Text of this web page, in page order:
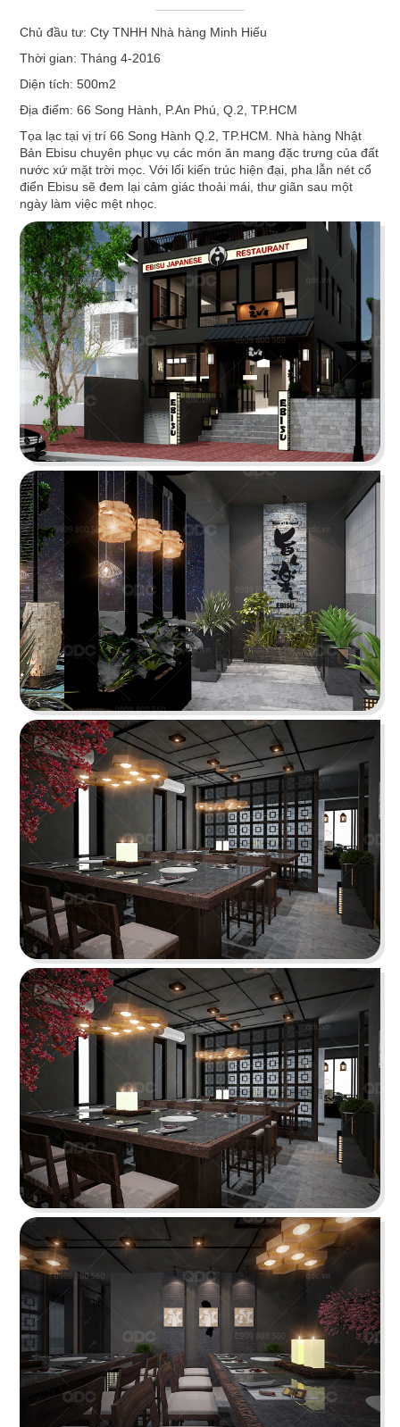
ÁN
HÀNG
DỰ
ÁN
VĂN
PHÒNG
DỰ
ÁN
SHOWROOM
TIN
TỨC
LIÊN
HỆ
Một không gian nội thất được thiết kế tinh tế và đẹp mắt vừa
là yếu tố thu hút khách hàng vừa thể hiện phong cách chủ
đạo của mỗi nhà hàng. Tuy nhiên trên thực tế, việc
thiết kế một nhà hàng
đến nhiều yếu tố khi thi công như: cách bố trí nội thất có
mặt bằng và môi trường xung quanh? Chi phí và thời gian thi
công ra sao? Liệu có phù hợp với ngân sách và mong muốn
của bạn?
Chúng tôi biết để tìm ra giải pháp hài hòa tất cả các yếu tố
trên là một bài toán không dễ giải quyết, vì vậy hãy để chúng
tôi đồng hành cùng bạn, mang đến cho bạn những phương
án thiết kế hiệu quả và kinh tế nhất!
——————————–
Một số dự án nhà hàng do QDC Design & Build trực tiếp thiết
kế và thi công:
THE STREET "NHẬU CÓ CHẤT"
The Street được dựa trên văn hóa vỉa hè độc
đáo, xen lẫn hơi thở của đường phố, mang đến
vẻ đẹp Việt Nam đặc trưng cho thực khách
Chi tiết
KATINAT WATERBUS
Dự án được chúng tôi hoàn thiện gấp rút trong 35
ngày, mang đến một không gian thưởng thức
cafe - trà sữa ấn tượng
Chi tiết
BẮC KIM THANG
Nhà hàng Bắc Kim Thang được thiết kế theo
phong cách Việt Nam dân gian đương đại...
Chi tiết
Chủ đầu tư: Cty TNHH Nhà hàng Minh Hiếu
Thời gian: Tháng 4-2016
Diện tích: 500m2
Địa điểm: 66 Song Hành, P.An Phú, Q.2, TP.HCM
Tọa lạc tại vị trí 66 Song Hành Q.2, TP.HCM. Nhà hàng Nhật
Bản Ebisu chuyên phục vụ các món ăn mang đặc trưng của đất
nước xứ mặt trời mọc. Với lối kiến trúc hiện đại, pha lẫn nét cổ
điển Ebisu sẽ đem lại cảm giác thoải mái, thư giãn sau một
ngày làm việc mệt nhọc.